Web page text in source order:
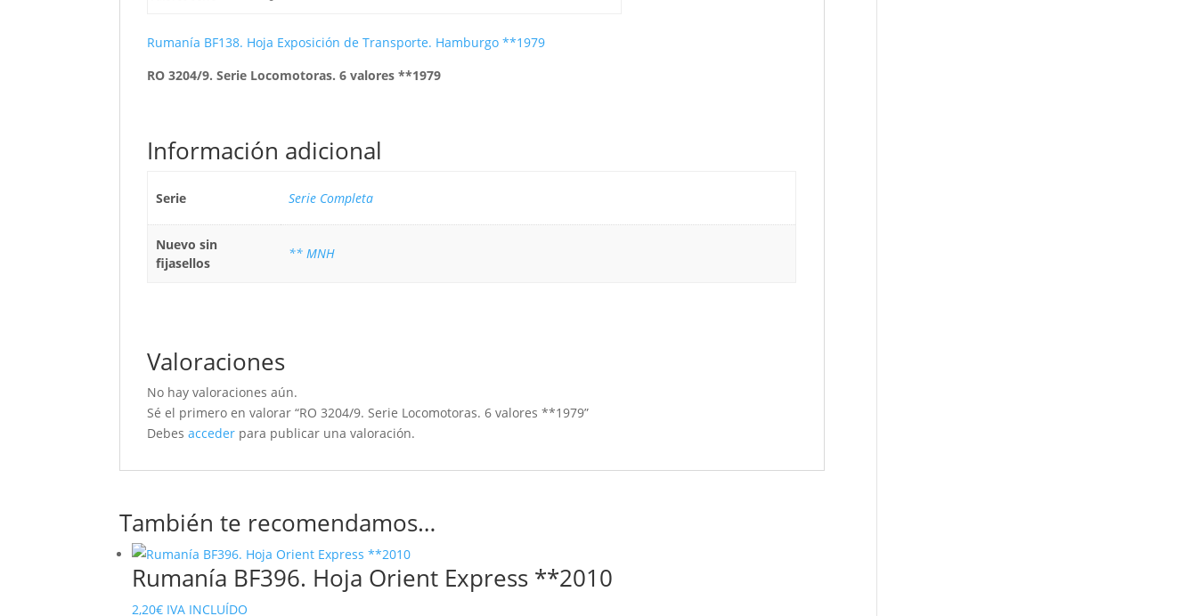
Rumanía BF138. Hoja Exposición de Transporte. Hamburgo **1979
RO 3204/9. Serie Locomotoras. 6 valores **1979
Información adicional
Serie Serie Completa
Nuevo sin
fijasellos
** MNH
Valoraciones
No hay valoraciones aún.
Sé el primero en valorar “RO 3204/9. Serie Locomotoras. 6 valores **1979”
Debesacceder para publicar una valoración.
También te recomendamos…
Rumanía BF396. Hoja Orient Express **2010
2,20€ IVA INCLUÍDO